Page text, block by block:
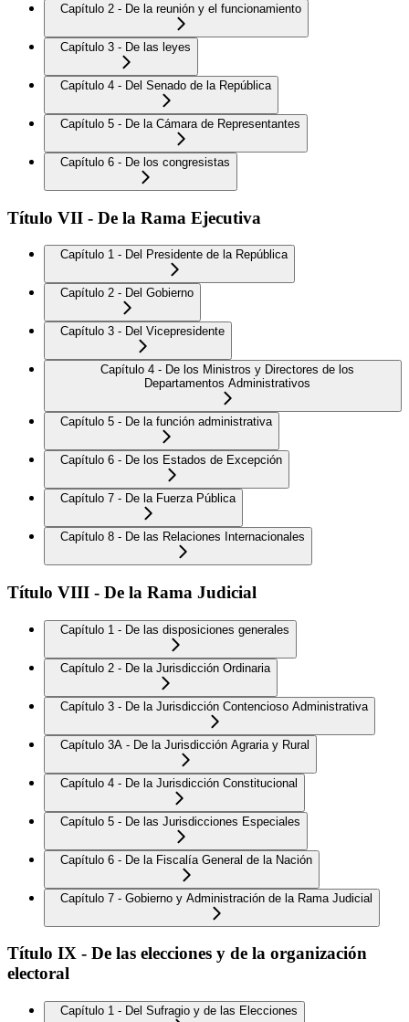
Capítulo 2 - De la reunión y el funcionamiento
Capítulo 3 - De las leyes
Capítulo 4 - Del Senado de la República
Capítulo 5 - De la Cámara de Representantes
Capítulo 6 - De los congresistas
Título VII - De la Rama Ejecutiva
Capítulo 1 - Del Presidente de la República
Capítulo 2 - Del Gobierno
Capítulo 3 - Del Vicepresidente
Capítulo 4 - De los Ministros y Directores de los
Departamentos Administrativos
Capítulo 5 - De la función administrativa
Capítulo 6 - De los Estados de Excepción
Capítulo 7 - De la Fuerza Pública
Capítulo 8 - De las Relaciones Internacionales
Título VIII - De la Rama Judicial
Capítulo 1 - De las disposiciones generales
Capítulo 2 - De la Jurisdicción Ordinaria
Capítulo 3 - De la Jurisdicción Contencioso Administrativa
Capítulo 3A - De la Jurisdicción Agraria y Rural
Capítulo 4 - De la Jurisdicción Constitucional
Capítulo 5 - De las Jurisdicciones Especiales
Capítulo 6 - De la Fiscalía General de la Nación
Capítulo 7 - Gobierno y Administración de la Rama Judicial
Título IX - De las elecciones y de la organización
electoral
Capítulo 1 - Del Sufragio y de las Elecciones